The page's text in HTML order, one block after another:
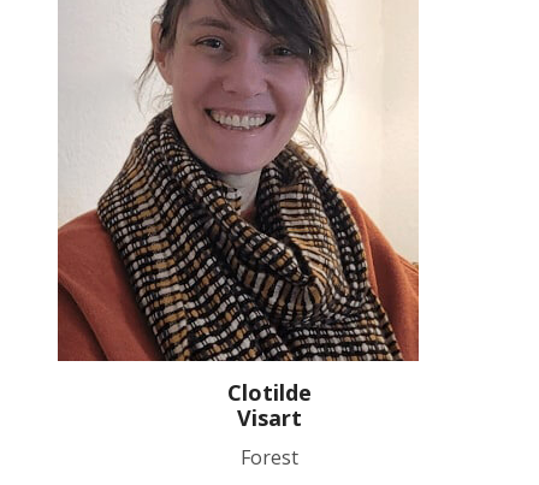
Clotilde
Visart
Forest